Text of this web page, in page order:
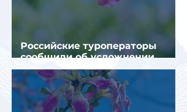
Российские туроператоры
сообщили об усложнении
получения виз в Грецию